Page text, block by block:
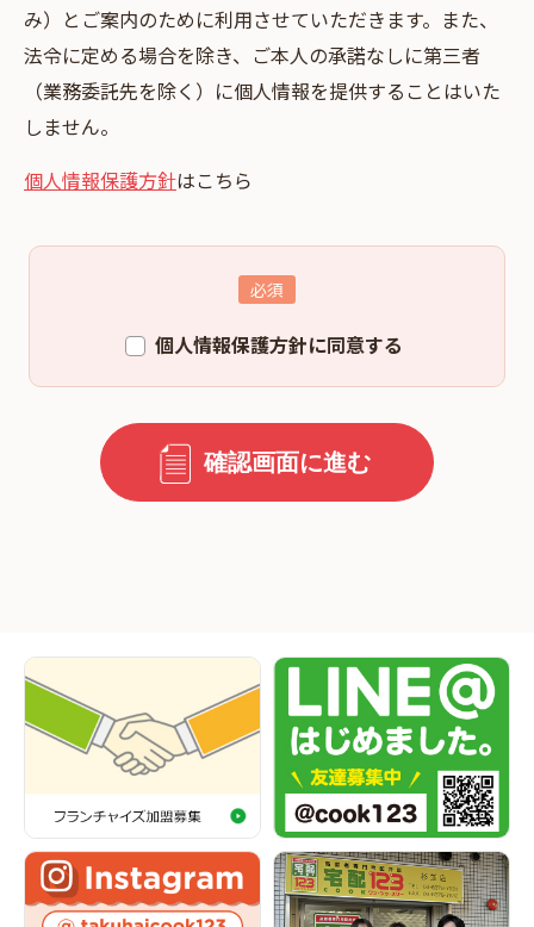
み）とご案内のために利⽤させていただきます。また、
法令に定める場合を除き、ご本⼈の承諾なしに第三者
（業務委託先を除く）に個⼈情報を提供することはいた
しません。
個人情報保護方針はこちら
個人情報保護方針に同意する
確認画面に進む